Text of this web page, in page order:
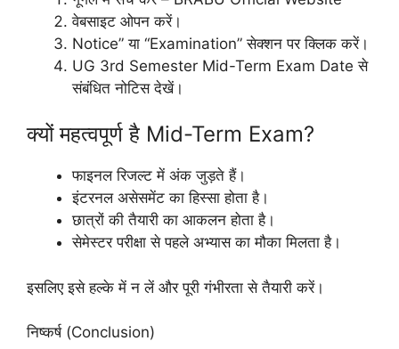
वेबसाइट ओपन करें।
Notice” या “Examination” सेक्शन पर क्लिक करें।
UG 3rd Semester Mid-Term Exam Date से
संबंधित नोटिस देखें।
क्यों महत्वपूर्ण है Mid-Term Exam?
फाइनल रिजल्ट में अंक जुड़ते हैं।
इंटरनल असेसमेंट का हिस्सा होता है।
छात्रों की तैयारी का आकलन होता है।
सेमेस्टर परीक्षा से पहले अभ्यास का मौका मिलता है।
इसलिए इसे हल्के में न लें और पूरी गंभीरता से तैयारी करें।
निष्कर्ष (Conclusion)